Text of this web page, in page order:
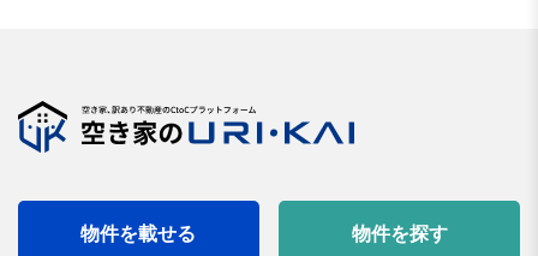
物件を載せる 物件を探す